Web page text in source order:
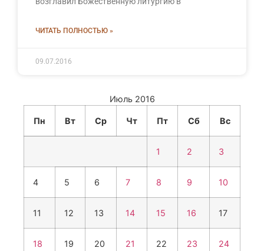
ЧИТАТЬ ПОЛНОСТЬЮ »
09.07.2016
Июль 2016
Пн Вт Ср Чт Пт Сб Вс
1 2 3
4 5 6 7 8 9 10
11 12 13 14 15 16 17
18 19 20 21 22 23 24